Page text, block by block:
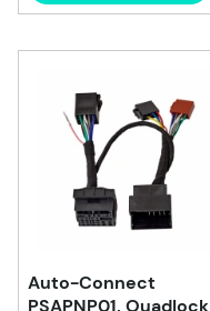
Auto-Connect
PSAPNP01, Quadlock